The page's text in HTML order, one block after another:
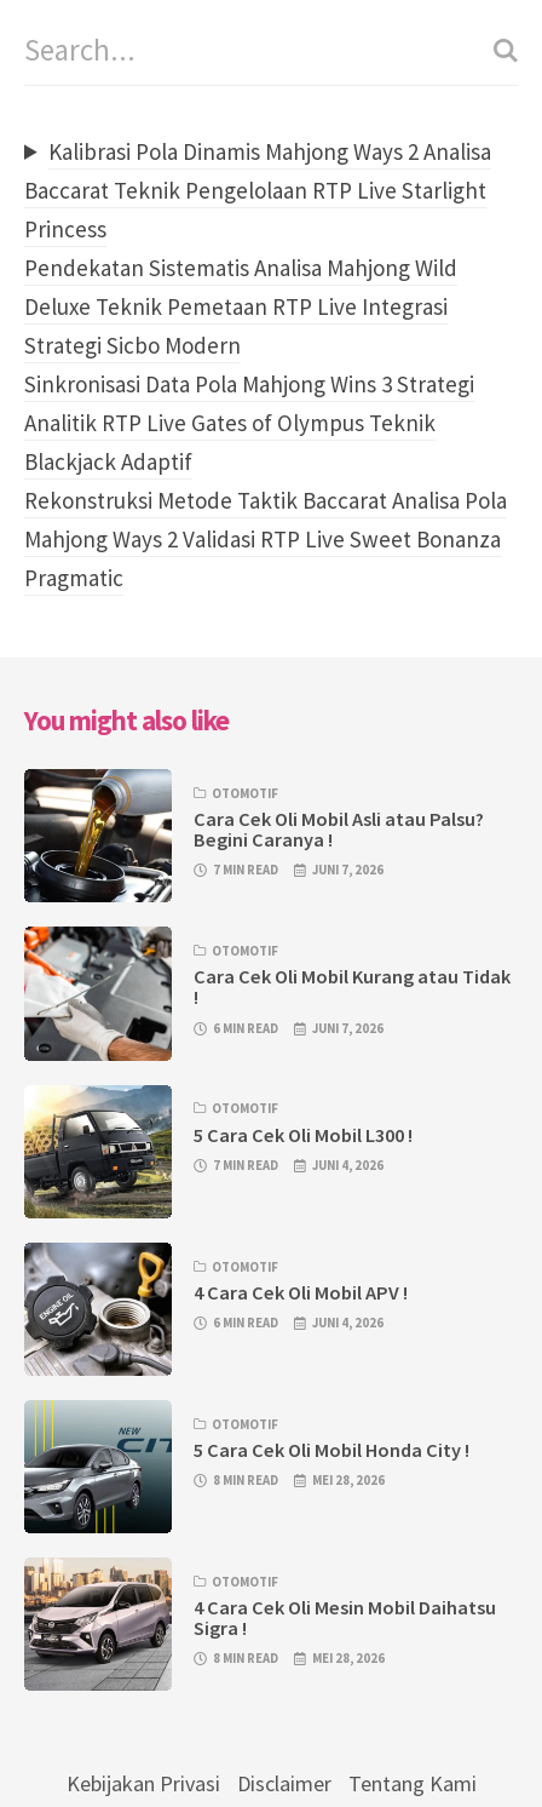
Kalibrasi Pola Dinamis Mahjong Ways 2 Analisa
Baccarat Teknik Pengelolaan RTP Live Starlight
Princess
Pendekatan Sistematis Analisa Mahjong Wild
Deluxe Teknik Pemetaan RTP Live Integrasi
Strategi Sicbo Modern
Sinkronisasi Data Pola Mahjong Wins 3 Strategi
Analitik RTP Live Gates of Olympus Teknik
Blackjack Adaptif
Rekonstruksi Metode Taktik Baccarat Analisa Pola
Mahjong Ways 2 Validasi RTP Live Sweet Bonanza
Pragmatic
You might also like
OTOMOTIF
Cara Cek Oli Mobil Asli atau Palsu?
Begini Caranya !
7 MIN READ JUNI 7, 2026
OTOMOTIF
Cara Cek Oli Mobil Kurang atau Tidak
!
6 MIN READ JUNI 7, 2026
OTOMOTIF
5 Cara Cek Oli Mobil L300 !
7 MIN READ JUNI 4, 2026
OTOMOTIF
4 Cara Cek Oli Mobil APV !
6 MIN READ JUNI 4, 2026
OTOMOTIF
5 Cara Cek Oli Mobil Honda City !
8 MIN READ MEI 28, 2026
OTOMOTIF
4 Cara Cek Oli Mesin Mobil Daihatsu
Sigra !
8 MIN READ MEI 28, 2026
Kebijakan Privasi Disclaimer Tentang Kami